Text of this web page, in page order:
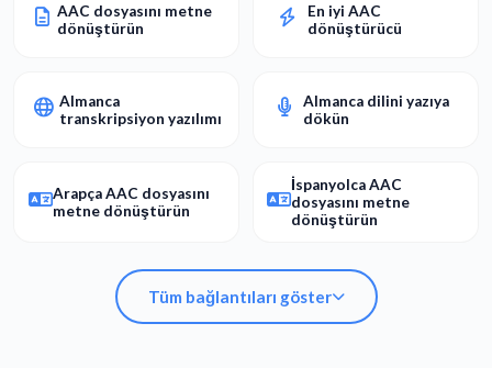
AAC dosyasını metne
dönüştürün
En iyi AAC
dönüştürücü
Almanca
transkripsiyon yazılımı
Almanca dilini yazıya
dökün
Arapça AAC dosyasını
metne dönüştürün
İspanyolca AAC
dosyasını metne
dönüştürün
Tüm bağlantıları göster